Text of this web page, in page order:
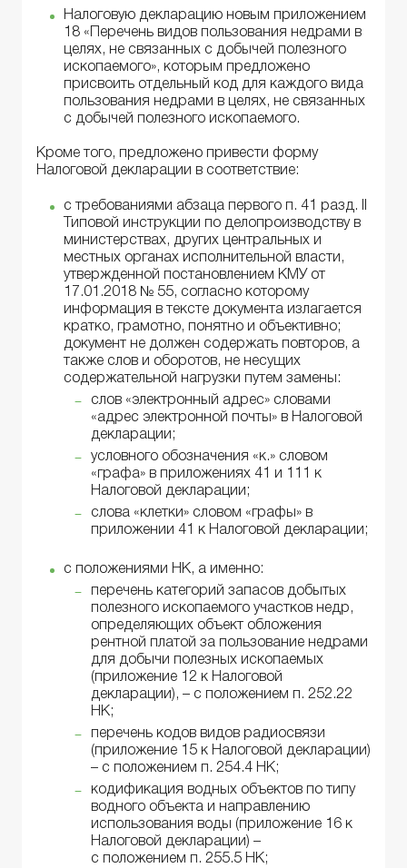
Налоговую декларацию новым приложением
18 «Перечень видов пользования недрами в
целях, не связанных с добычей полезного
ископаемого», которым предложено
присвоить отдельный код для каждого вида
пользования недрами в целях, не связанных
с добычей полезного ископаемого.
Кроме того, предложено привести форму
Налоговой декларации в соответствие:
с требованиями абзаца первого п. 41 разд. II
Типовой инструкции по делопроизводству в
министерствах, других центральных и
местных органах исполнительной власти,
утвержденной постановлением КМУ от
17.01.2018 № 55, согласно которому
информация в тексте документа излагается
кратко, грамотно, понятно и объективно;
документ не должен содержать повторов, а
также слов и оборотов, не несущих
содержательной нагрузки путем замены:
слов «электронный адрес» словами
«адрес электронной почты» в Налоговой
декларации;
условного обозначения «к.» словом
«графа» в приложениях 41 и 111 к
Налоговой декларации;
слова «клетки» словом «графы» в
приложении 41 к Налоговой декларации;
с положениями НК, а именно:
перечень категорий запасов добытых
полезного ископаемого участков недр,
определяющих объект обложения
рентной платой за пользование недрами
для добычи полезных ископаемых
(приложение 12 к Налоговой
декларации), – с положением п. 252.22
НК;
перечень кодов видов радиосвязи
(приложение 15 к Налоговой декларации)
– с положением п. 254.4 НК;
кодификация водных объектов по типу
водного объекта и направлению
использования воды (приложение 16 к
Налоговой декларации) –
с положением п. 255.5 НК;